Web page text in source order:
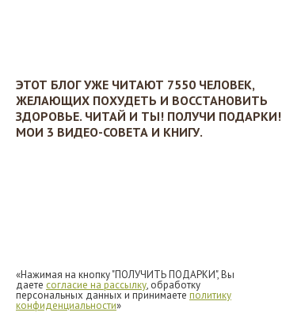
ЭТОТ БЛОГ УЖЕ ЧИТАЮТ 7550 ЧЕЛОВЕК,
ЖЕЛАЮЩИХ ПОХУДЕТЬ И ВОССТАНОВИТЬ
ЗДОРОВЬЕ. ЧИТАЙ И ТЫ! ПОЛУЧИ ПОДАРКИ!
МОИ 3 ВИДЕО-СОВЕТА И КНИГУ.
«Нажимая на кнопку "ПОЛУЧИТЬ ПОДАРКИ", Вы
даете согласие на рассылку, обработку
персональных данных и принимаете политику
конфиденциальности»